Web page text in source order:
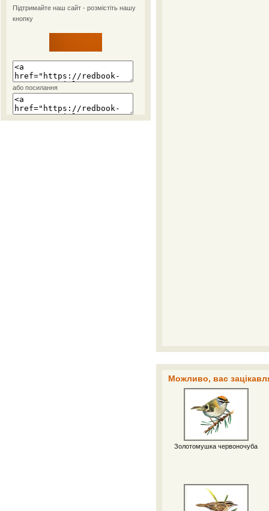
Підтримайте наш сайт - розмістіть нашу
кнопку
або посилання
Можливо, вас
Золотомушка червоночуба